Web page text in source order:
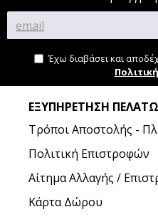
Έχω διαβάσει και
ΕΞΥΠΗΡΈΤΗΣΗ
Τρόποι Αποστολής -
Πολιτική Επιστροφών
Αίτημα Αλλαγής /
Κάρτα Δώρου